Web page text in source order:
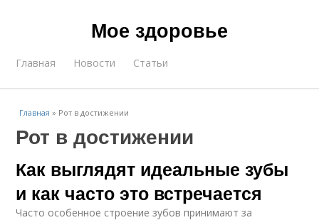
Мое здоровье
Главная Новости Статьи
Главная » Рот в достижении
Рот в достижении
Как выглядят идеальные зубы
и как часто это встречается
Часто особенное строение зубов принимают за